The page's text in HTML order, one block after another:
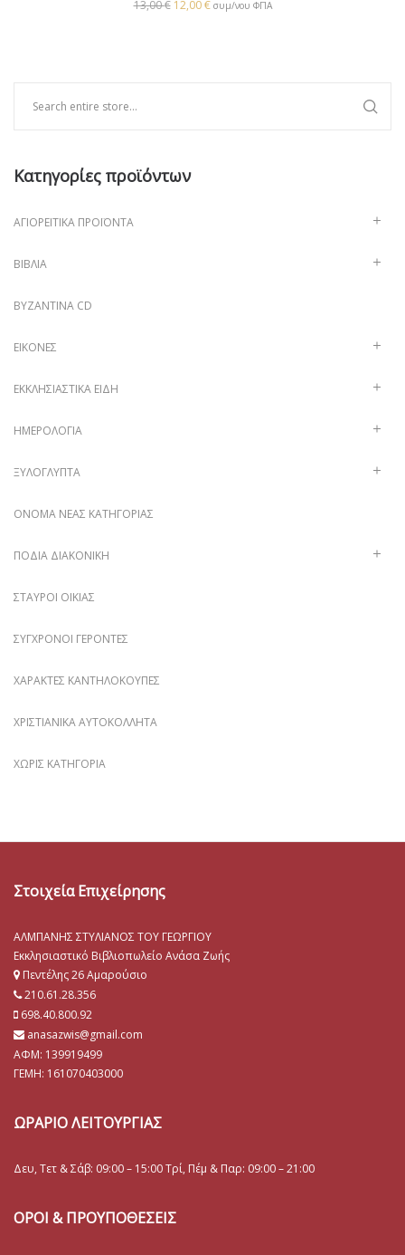
13,00€ 12,00€ συμ/νου ΦΠΑ
Κατηγορίες προϊόντων
ΑΓΙΟΡΕΊΤΙΚΑ ΠΡΟΪΌΝΤΑ
ΒΙΒΛΊΑ
ΒΥΖΑΝΤΙΝΑ CD
ΕΙΚΌΝΕΣ
ΕΚΚΛΗΣΙΑΣΤΙΚΆ ΕΊΔΗ
ΗΜΕΡΟΛΌΓΙΑ
ΞΥΛΌΓΛΥΠΤΑ
ΌΝΟΜΑ ΝΈΑΣ ΚΑΤΗΓΟΡΊΑΣ
ΠΟΔΙΆ ΔΙΑΚΟΝΙΚΉ
ΣΤΑΥΡΟΊ ΟΙΚΊΑΣ
ΣΎΓΧΡΟΝΟΙ ΓΈΡΟΝΤΕΣ
ΧΑΡΑΚΤΈΣ ΚΑΝΤΗΛΌΚΟΥΠΕΣ
ΧΡΙΣΤΙΑΝΙΚΆ ΑΥΤΟΚΌΛΛΗΤΑ
ΧΩΡΊΣ ΚΑΤΗΓΟΡΊΑ
Στοιχεία Επιχείρησης
ΑΛΜΠΑΝΗΣ ΣΤΥΛΙΑΝΟΣ ΤΟΥ ΓΕΩΡΓΙΟΥ
Εκκλησιαστικό Βιβλιοπωλείο Ανάσα Ζωής
Πεντέλης 26 Αμαρούσιο
210.61.28.356
698.40.800.92
anasazwis@gmail.com
ΑΦΜ: 139919499
ΓΕΜΗ: 161070403000
ΩΡΑΡΙΟ ΛΕΙΤΟΥΡΓΙΑΣ
Δευ, Τετ & Σάβ: 09:00 – 15:00 Τρί, Πέμ & Παρ: 09:00 – 21:00
ΟΡΟΙ & ΠΡΟΥΠΟΘΕΣΕΙΣ